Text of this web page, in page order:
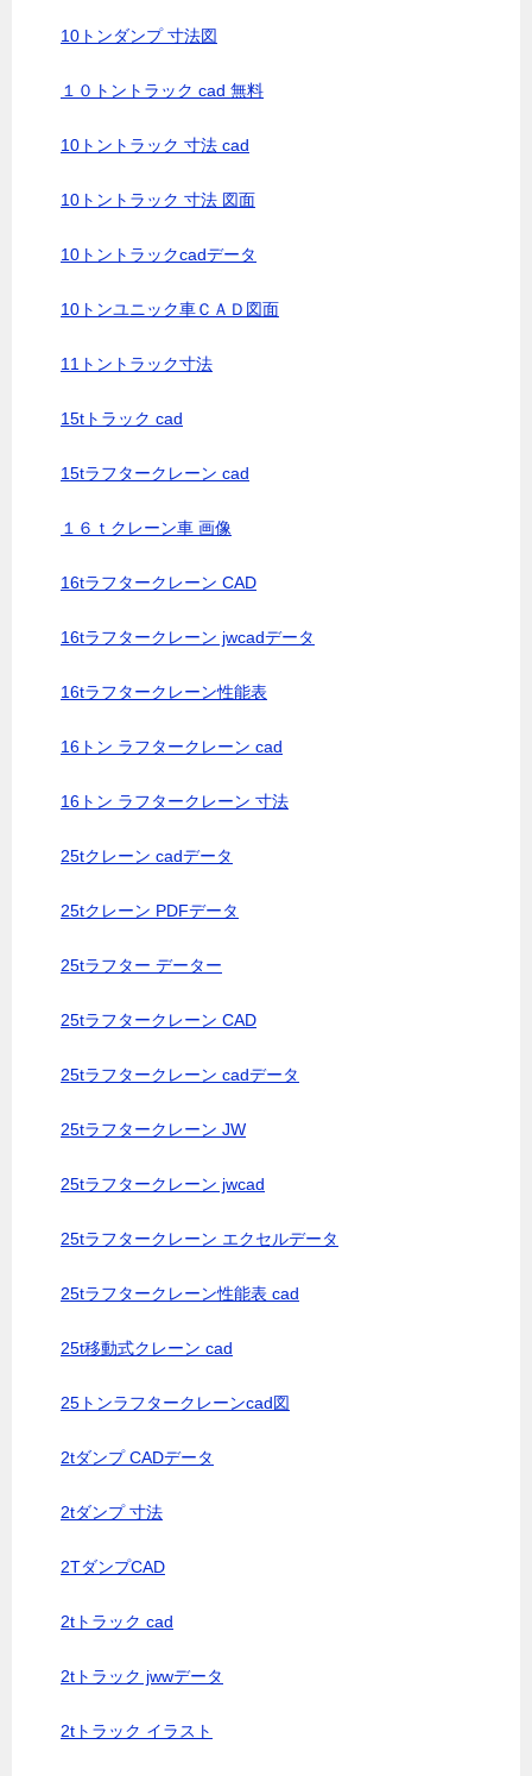
10トンダンプ 寸法図
１０トントラック cad 無料
10トントラック 寸法 cad
10トントラック 寸法 図面
10トントラックcadデータ
10トンユニック車ＣＡＤ図面
11トントラック寸法
15tトラック cad
15tラフタークレーン cad
１６ｔクレーン車 画像
16tラフタークレーン CAD
16tラフタークレーン jwcadデータ
16tラフタークレーン性能表
16トン ラフタークレーン cad
16トン ラフタークレーン 寸法
25tクレーン cadデータ
25tクレーン PDFデータ
25tラフター データー
25tラフタークレーン CAD
25tラフタークレーン cadデータ
25tラフタークレーン JW
25tラフタークレーン jwcad
25tラフタークレーン エクセルデータ
25tラフタークレーン性能表 cad
25t移動式クレーン cad
25トンラフタークレーンcad図
2tダンプ CADデータ
2tダンプ 寸法
2TダンプCAD
2tトラック cad
2tトラック jwwデータ
2tトラック イラスト